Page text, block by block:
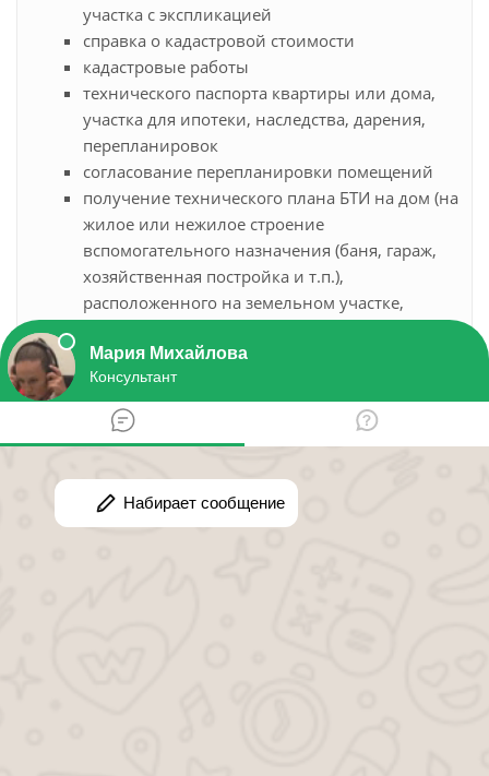
участка с экспликацией
справка о кадастровой стоимости
кадастровые работы
технического паспорта квартиры или дома,
участка для ипотеки, наследства, дарения,
перепланировок
согласование перепланировки помещений
получение технического плана БТИ на дом (на
жилое или нежилое строение
вспомогательного назначения (баня, гараж,
хозяйственная постройка и т.п.),
расположенного на земельном участке,
жилищного строительства, дачного
строительства, ведения гражданами
садоводства или личного подсобного
хозяйства
земельного участка
справка об инвентаризационной стоимости